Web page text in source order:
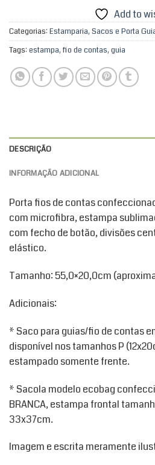
Add to
Categorias: Estamparia, Sacos e Porta
Tags: estampa, fio de contas, guia
DESCRIÇÃO
INFORMAÇÃO ADICIONAL
Porta fios de contas
com microfibra, estampa
com fecho de botão, divisões
elástico.
Tamanho: 55,0×20,0cm
Adicionais:
* Saco para guias/fio de contas
disponível nos tamanhos P
estampado somente frente.
* Sacola modelo ecobag
BRANCA, estampa frontal
33x37cm.
Imagem e escrita meramente